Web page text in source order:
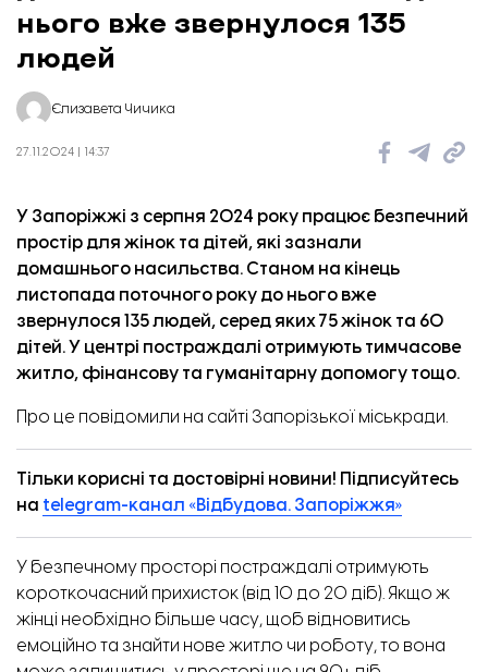
Бізнес
Шлях додому
Відбудова. Життя
Колонки
Про нас
Редакційна політика
нього вже звернулося 135
людей
Єлизавета Чичика
27.11.2024 | 14:37
У Запоріжжі з серпня 2024 року працює безпечний
простір для жінок та дітей, які зазнали
домашнього насильства. Станом на кінець
листопада поточного року до нього вже
звернулося 135 людей, серед яких 75 жінок та 60
дітей. У центрі постраждалі отримують тимчасове
житло, фінансову та гуманітарну допомогу тощо.
Про це повідомили на сайті Запорізької міськради.
Тільки корисні та достовірні новини! Підписуйтесь
на telegram-канал «Відбудова. Запоріжжя»
У безпечному просторі постраждалі отримують
короткочасний прихисток (від 10 до 20 діб). Якщо ж
жінці необхідно більше часу, щоб відновитись
емоційно та знайти нове житло чи роботу, то вона